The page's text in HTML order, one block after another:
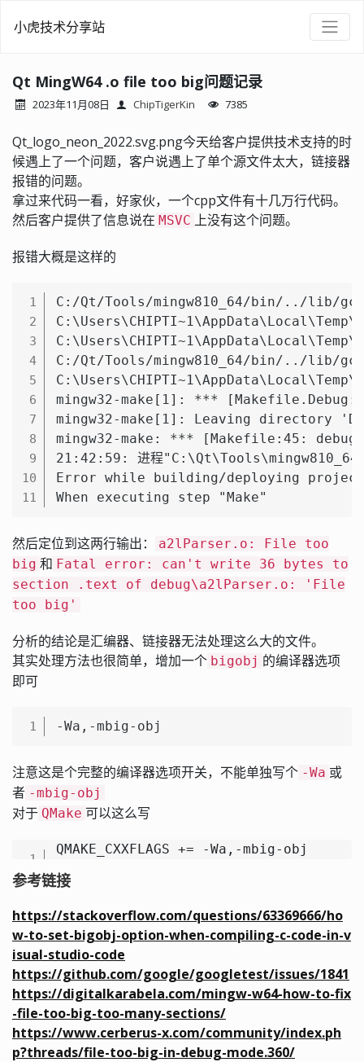
小虎技术分享站
Qt MingW64 .o file too big问题记录
2023年11月08日 ChipTigerKin 7385
Qt_logo_neon_2022.svg.png今天给客户提供技术支持的时
候遇上了一个问题，客户说遇上了单个源文件太大，链接器
报错的问题。
拿过来代码一看，好家伙，一个cpp文件有十几万行代码。
然后客户提供了信息说在 MSVC 上没有这个问题。
报错大概是这样的
1
2
3
4
5
6
7
8
9
10
11
C:/Qt/Tools/mingw810_64/bin/../lib/
C:/Qt/Tools/mingw810_64/bin/../lib/
mingw32-make[1]: ***
mingw32-make[1]: Leaving directory 'D:/
mingw32-make: *** [Makefile:45:
21:42:59: 进程
Error while building/deploying project
When executing step "Make"
然后定位到这两行输出：
a2lParser.o: File too
big 和 Fatal error: can't write 36 bytes to
section .text of debug\a2lParser.o: 'File
too big'
分析的结论是汇编器、链接器无法处理这么大的文件。
其实处理方法也很简单，增加一个 bigobj 的编译器选项
即可
1 -Wa,-mbig-obj
注意这是个完整的编译器选项开关，不能单独写个 -Wa 或
者 -mbig-obj
对于 QMake 可以这么写
1
QMAKE_CXXFLAGS += -Wa,-mbig-obj
参考链接
https://stackoverflow.com/questions/63369666/ho
w-to-set-bigobj-option-when-compiling-c-code-in-v
isual-studio-code
https://github.com/google/googletest/issues/1841
https://digitalkarabela.com/mingw-w64-how-to-fix
-file-too-big-too-many-sections/
https://www.cerberus-x.com/community/index.ph
p?threads/file-too-big-in-debug-mode.360/